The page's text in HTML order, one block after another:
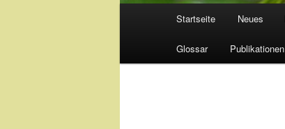
Startseite Neues
Glossar Publikationen